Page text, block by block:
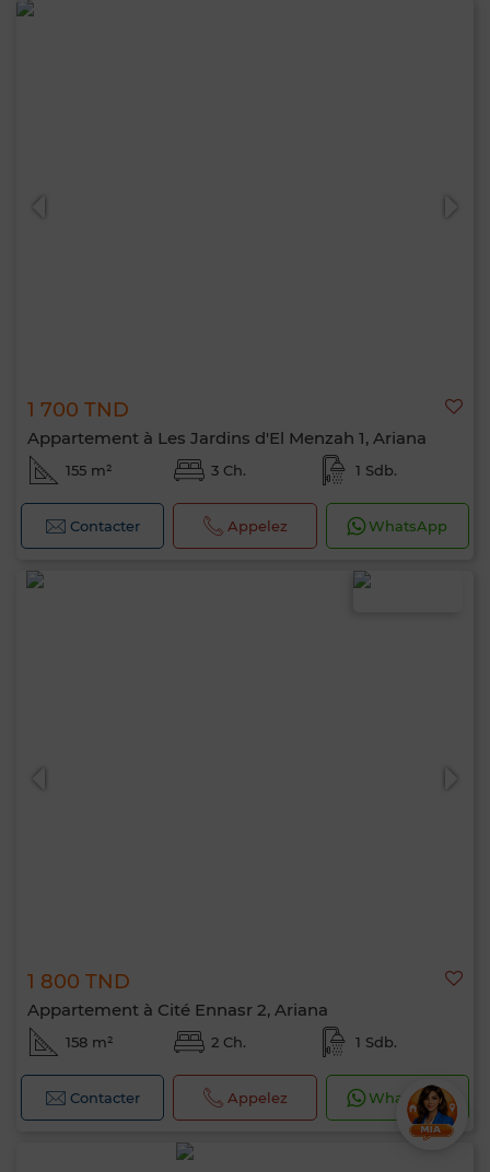
1 700 TND
Appartement à Les Jardins d'El Menzah 1, Ariana
155 m² 3 Ch. 1 Sdb.
Contacter Appelez WhatsApp
1 800 TND
Appartement à Cité Ennasr 2, Ariana
158 m² 2 Ch. 1 Sdb.
Contacter Appelez WhatsApp
0 / 500